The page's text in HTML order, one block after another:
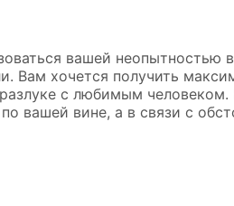
вашей
Вам хочется получить
с любимым человеком.
вашей вине, а в связи с